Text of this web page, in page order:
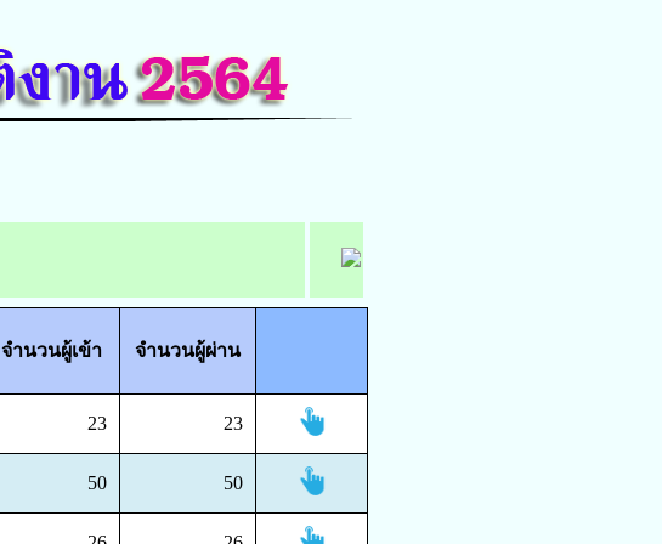
จำนวนผู้เข้า จำนวนผู้ผ่าน
23 23
50 50